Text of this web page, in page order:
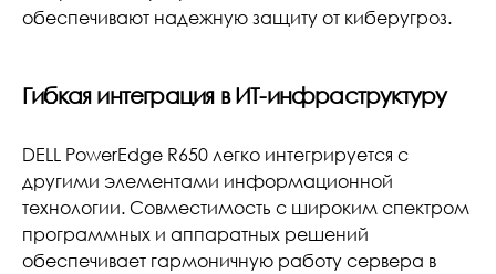
обеспечивают надежную защиту от киберугроз.
Гибкая интеграция в ИТ-инфраструктуру
DELL PowerEdge R650 легко интегрируется с
другими элементами информационной
технологии. Совместимость с широким спектром
программных и аппаратных решений
обеспечивает гармоничную работу сервера в